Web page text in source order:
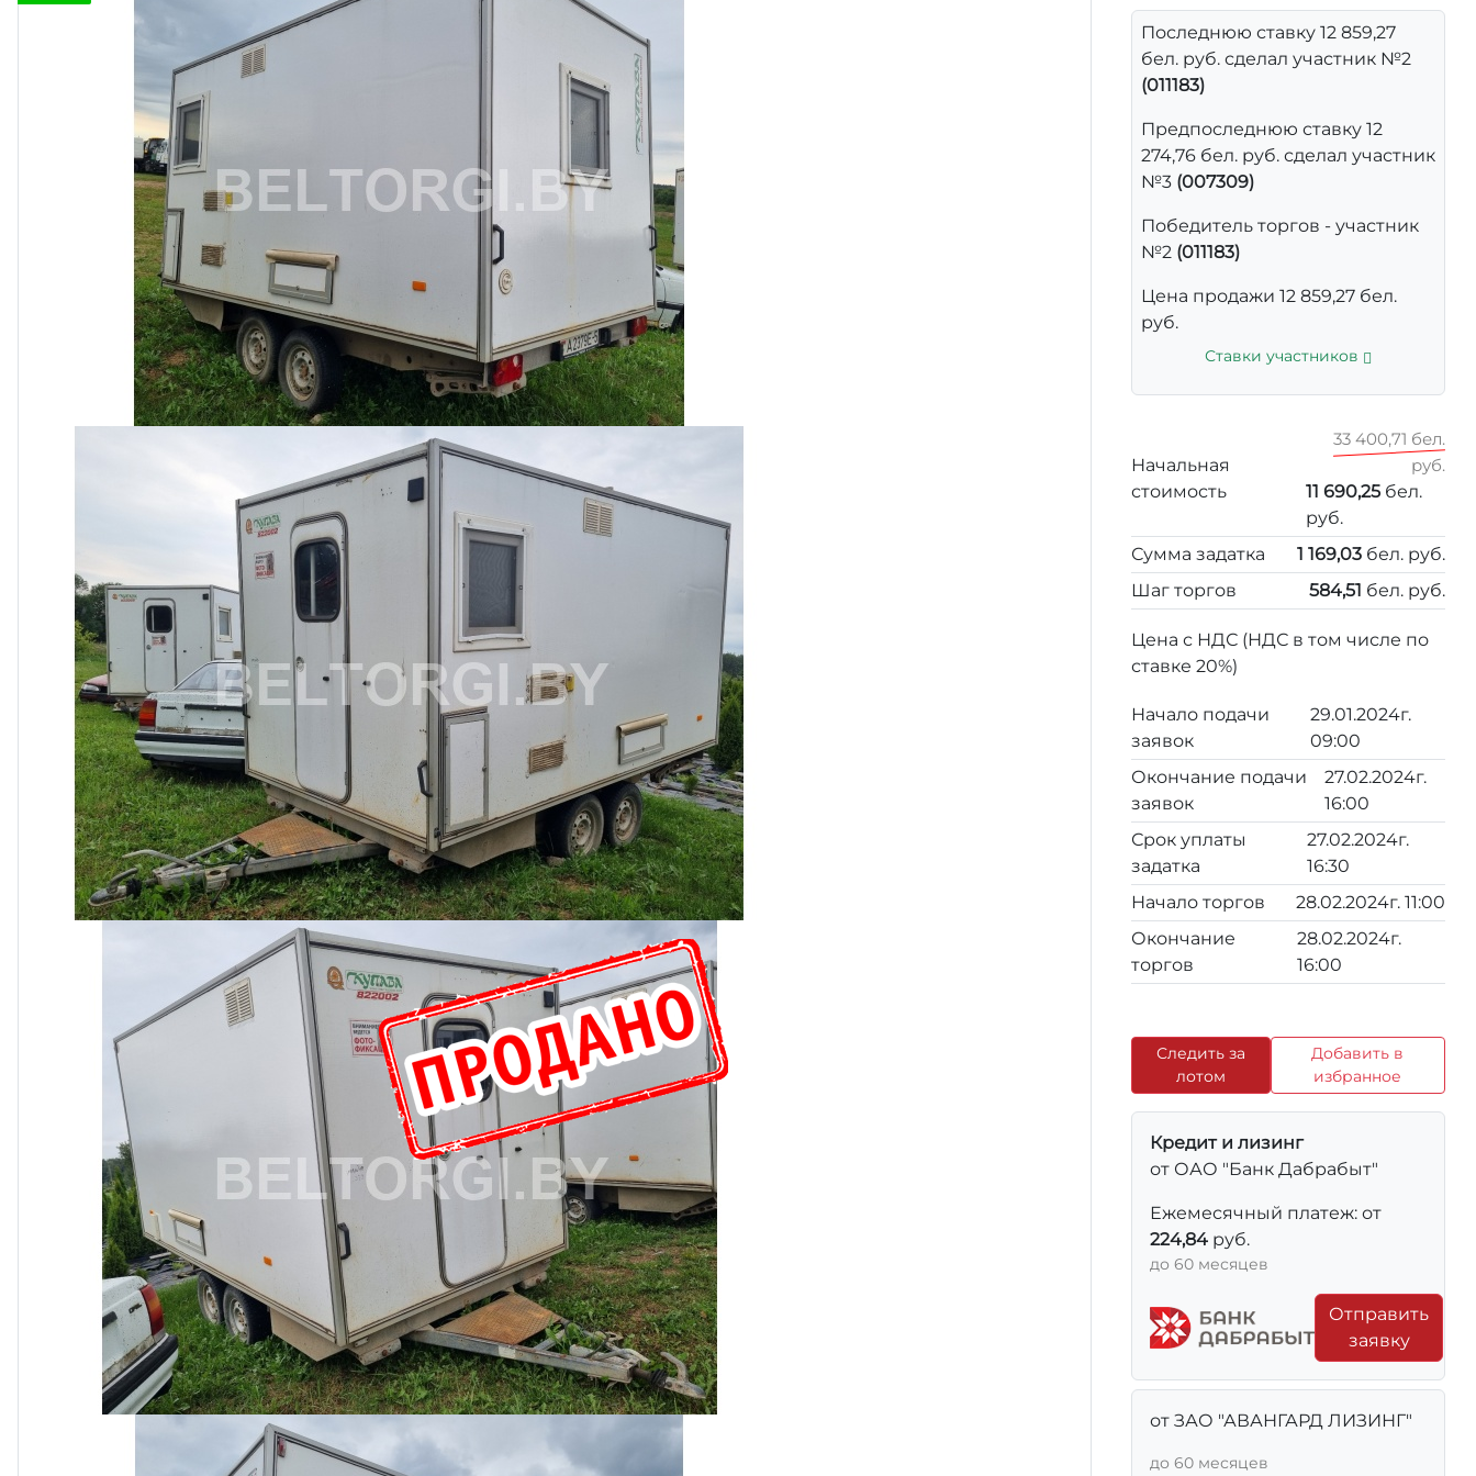
Последнюю ставку 12 859,27
бел. руб. сделал участник №2
(011183)
Предпоследнюю ставку 12
274,76 бел. руб. сделал участник
№3 (007309)
Победитель торгов - участник
№2 (011183)
Цена продажи 12 859,27 бел.
руб.
Ставки участников
Начальная
стоимость
33 400,71 бел.
руб.
11 690,25 бел.
руб.
Сумма задатка
1 169,03 бел. руб.
Шаг торгов
584,51 бел. руб.
Цена с НДС (НДС в том числе по
ставке 20%)
Начало подачи
заявок
29.01.2024г.
09:00
Окончание подачи
заявок
27.02.2024г.
16:00
Срок уплаты
задатка
27.02.2024г.
16:30
Начало торгов
28.02.2024г. 11:00
Окончание
торгов
28.02.2024г.
16:00
Следить за
лотом
Добавить в
избранное
Кредит и лизинг
от ОАО "Банк Дабрабыт"
Ежемесячный платеж: от
224,84 руб.
до 60 месяцев
Отправить
заявку
от ЗАО "АВАНГАРД ЛИЗИНГ"
до 60 месяцев